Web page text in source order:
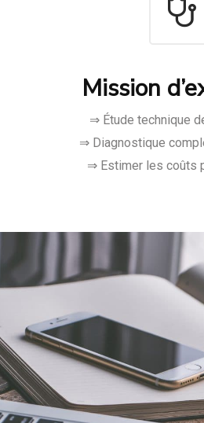
Mission
⇒ Étude technique
⇒ Diagnostique
⇒ Estimer les coûts